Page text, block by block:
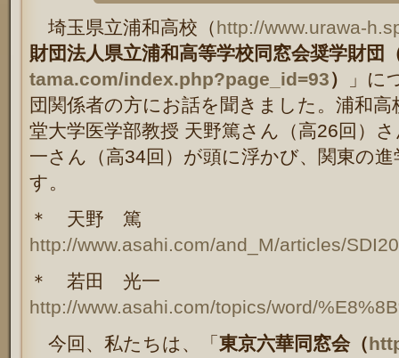
埼玉県立浦和高校（http://www.urawa-
財団法人県立浦和高等学校同窓会奨学財団
tama.com/index.php?page_id=93）
」に
団関係者の方にお話を聞きました。浦和
堂大学医学部教授 天野篤さん（高26回）
一さん（高34回）が頭に浮かび、関東の
す。
＊ 天野 篤
http://www.asahi.com/and_M/articles/
＊ 若田 光一
http://www.asahi.com/topics/word/
今回、私たちは、「 東京六華同窓会（